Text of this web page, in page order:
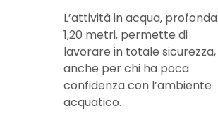
L’attività in acqua, profonda
1,20 metri, permette di
lavorare in totale sicurezza,
anche per chi ha poca
confidenza con l’ambiente
acquatico.